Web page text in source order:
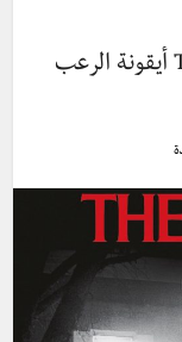
طارد الأرواح الشريرة The Exorcist أيقونة الرعب